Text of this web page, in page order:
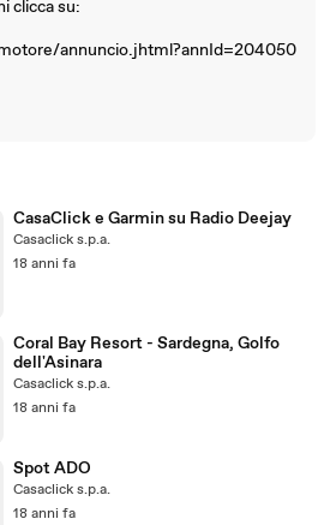
clicca su:
annuncio.jhtml?annId=204050
CasaClick e Garmin su Radio Deejay
Casaclick s.p.a.
18 anni fa
Coral Bay Resort - Sardegna, Golfo
dell'Asinara
Casaclick s.p.a.
18 anni fa
Spot ADO
Casaclick s.p.a.
18 anni fa